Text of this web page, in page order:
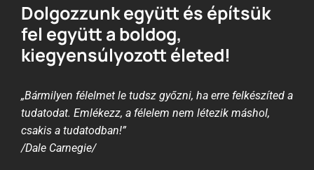
Dolgozzunk együtt és építsük
fel együtt a boldog,
kiegyensúlyozott életed!
„Bármilyen félelmet le tudsz győzni, ha erre felkészíted a
tudatodat. Emlékezz, a félelem nem létezik máshol,
csakis a tudatodban!”
/Dale Carnegie/